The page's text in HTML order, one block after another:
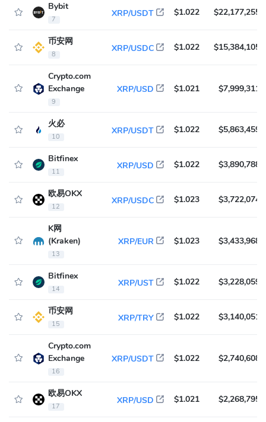
Bybit
7
XRP/USDT $1.022 $22,177,255
币安网
8
XRP/USDC $1.022 $15,384,105
Crypto.com
Exchange
9
XRP/USD $1.021 $7,999,311
火必
10
XRP/USDT $1.022 $5,863,459
Bitfinex
11
XRP/USD $1.022 $3,890,788
欧易OKX
12
XRP/USDC $1.023 $3,722,074
K网
(Kraken)
13
XRP/EUR $1.023 $3,433,968
Bitfinex
14
XRP/UST $1.022 $3,228,059
币安网
15
XRP/TRY $1.022 $3,140,051
Crypto.com
Exchange
16
XRP/USDT $1.022 $2,740,608
欧易OKX
17
XRP/USD $1.021 $2,268,795